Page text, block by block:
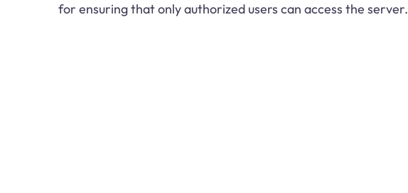
for ensuring that only authorized users can access the server.